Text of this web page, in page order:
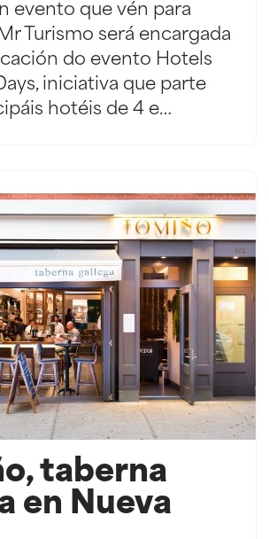
evento que vén para
Turismo será encargada
do evento Hotels
iniciativa que parte
hotéis de 4 e…
taberna
en Nueva